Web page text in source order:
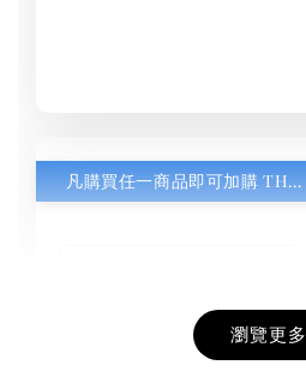
凡購買任一商品即可加購 THT 九週年紀念 T-shirt
瀏覽更多